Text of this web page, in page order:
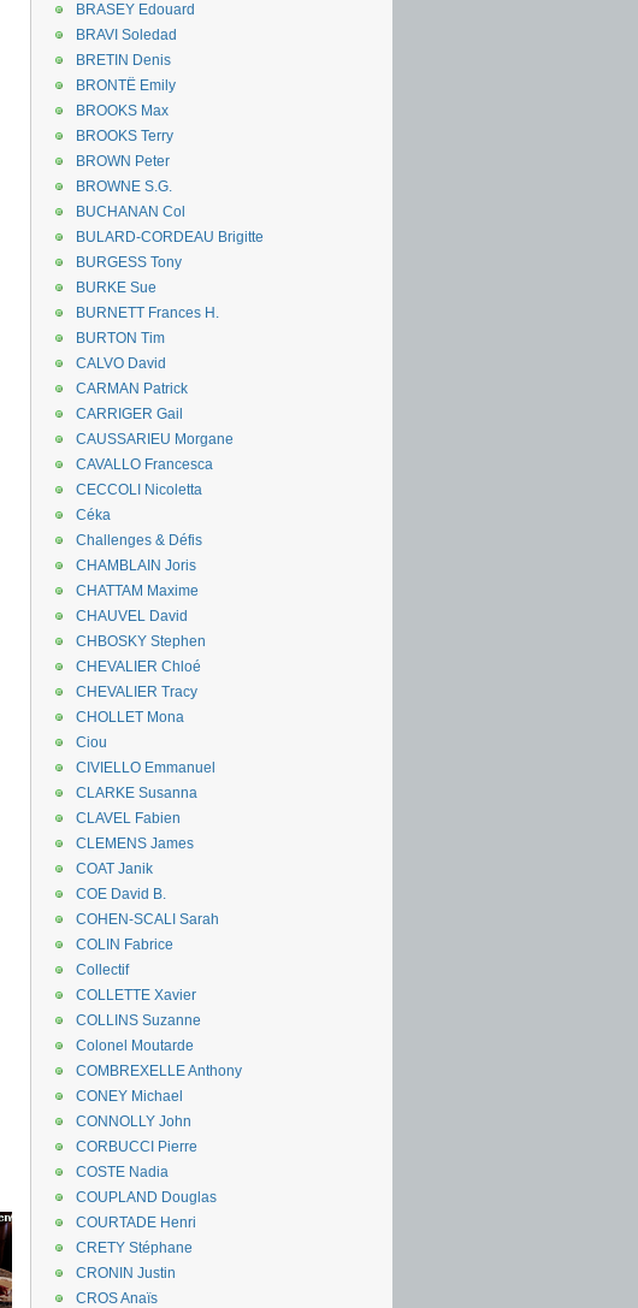
BRASEY Edouard
BRAVI Soledad
BRETIN Denis
BRONTË Emily
BROOKS Max
BROOKS Terry
BROWN Peter
BROWNE S.G.
BUCHANAN Col
BULARD-CORDEAU Brigitte
BURGESS Tony
BURKE Sue
BURNETT Frances H.
BURTON Tim
CALVO David
CARMAN Patrick
CARRIGER Gail
CAUSSARIEU Morgane
CAVALLO Francesca
CECCOLI Nicoletta
Céka
Challenges & Défis
CHAMBLAIN Joris
CHATTAM Maxime
CHAUVEL David
CHBOSKY Stephen
CHEVALIER Chloé
CHEVALIER Tracy
CHOLLET Mona
Ciou
CIVIELLO Emmanuel
CLARKE Susanna
CLAVEL Fabien
CLEMENS James
COAT Janik
COE David B.
COHEN-SCALI Sarah
COLIN Fabrice
Collectif
COLLETTE Xavier
COLLINS Suzanne
Colonel Moutarde
COMBREXELLE Anthony
CONEY Michael
CONNOLLY John
CORBUCCI Pierre
COSTE Nadia
COUPLAND Douglas
COURTADE Henri
CRETY Stéphane
CRONIN Justin
CROS Anaïs